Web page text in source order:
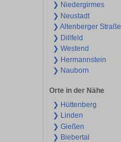
❯ Niedergirmes
❯ Neustadt
❯ Altenberger Straße
❯ Dillfeld
❯ Westend
❯ Hermannstein
❯ Nauborn
Orte in der Nähe
❯ Hüttenberg
❯ Linden
❯ Gießen
❯ Biebertal